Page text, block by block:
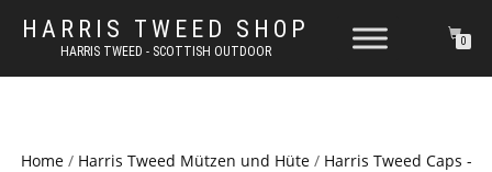
HARRIS TWEED SHOP
HARRIS TWEED - SCOTTISH OUTDOOR
0
Home/ Harris Tweed Mützen und Hüte/ Harris Tweed Caps -